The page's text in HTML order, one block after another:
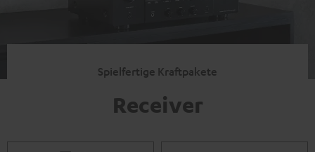
Spielfertige Kraftpakete
Receiver